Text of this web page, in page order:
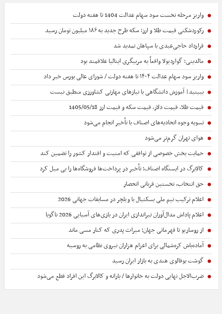
واریز مرحله نخست سود سهام عدالت 1404 تا هفته دولت
رکوردشکنی قیمت طلا و ارز؛ سکه طرح جدید به ۱۸۶ میلیون تومان رسید
قرارداد حاجی‌عیدی با سپاهان تمدید شد
مالدینی: گواردیولا واقعاً به مربیگری ایتالیا علاقمند بود
واریز سود سهام عدالت ۱۴۰۴ تا هفته دولت / شورای عالی بورس خبر داد
ببینید| آموزش دانشگاهی با نیازهای مهارتی کشاورزی منطبق نیست
قیمت طلا، قیمت دلار، قیمت سکه و قیمت ارز 1405/05/18
تسویه وجوه اتحادیه‌های اصناف با تأخیر انجام می‌شود
هوای تهران گرم‌تر می‌شود
حمایت بخش خصوصی از توافقی که امنیت و اقتدار کشور را تضمین کند
کالابرگ در ایستگاه اصناف؛ تأخیر در پرداخت‌ها فروشگاه‌ها را بی میل کرد
حق انتخاب، نخستین قربانی انحصار
اعلام ترکیب تیم ملی بسکتبال با ویلچر در مسابقات جهانی 2026
اعلام پاداش مدال‌آوران تیراندازی ایران در بازی‌های آسیایی 2026 ناگویا
از روساریو تا قهرمانی جهان؛ میراث پدری که کنار مسی ماند
آماده‌باش کره‌شمالی برای اعزام هزاران نیروی نظامی به روسیه
گوشت بوفالوی هندی به بازار ایران رسید
ضرب‌الاجل نهایی دولت به خانوارها / یارانه و کالابرگ این افراد قطع می‌شود